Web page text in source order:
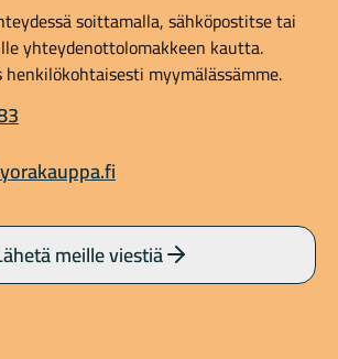
soittamalla, sähköpostitse tai
yhteydenottolomakkeen kautta.
henkilökohtaisesti myymälässämme.
meille viestiä